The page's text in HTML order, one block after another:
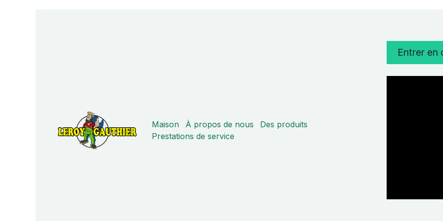
Maison À propos de nous
Des produits
Prestations de service
Entrer en